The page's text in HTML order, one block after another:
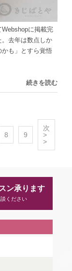
に掲載完
去年は数点しか
も」とすら覚悟
続きを読む
8 9
次
>
>
ン承ります
ください